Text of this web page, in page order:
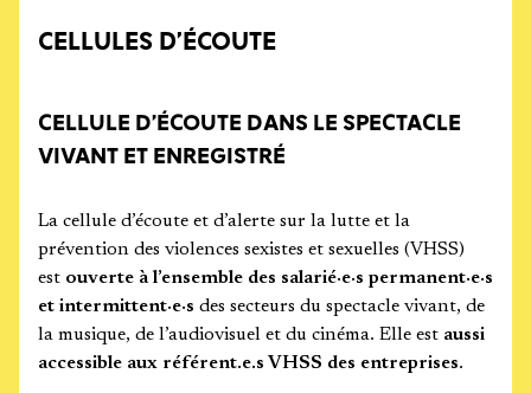
CELLULES D’ÉCOUTE
CELLULE D’ÉCOUTE DANS LE SPECTACLE
VIVANT ET ENREGISTRÉ
La cellule d’écoute et d’alerte sur la lutte et la
prévention des violences sexistes et sexuelles (VHSS)
est ouverte à l’ensemble des salarié·e·s permanent·e·s
et intermittent·e·s des secteurs du spectacle vivant, de
la musique, de l’audiovisuel et du cinéma. Elle est aussi
accessible aux référent.e.s VHSS des entreprises.